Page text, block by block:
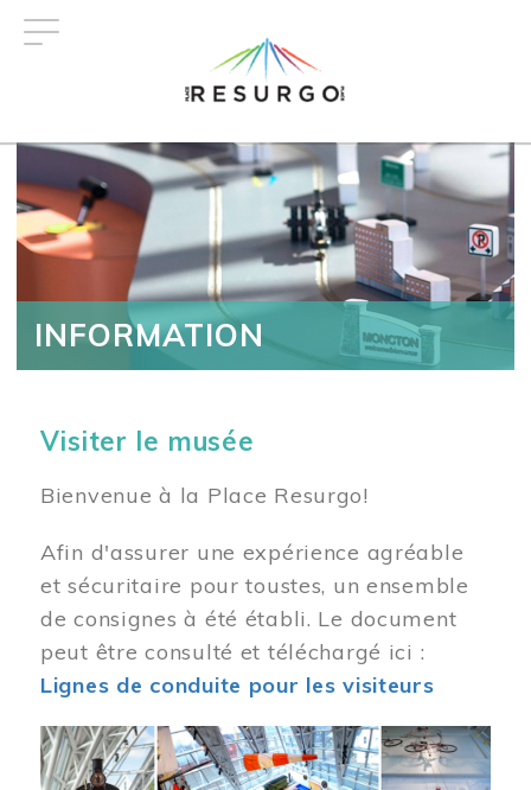
INFORMATION
Visiter le musée
Bienvenue à la Place Resurgo!
Afin d'assurer une expérience agréable
et sécuritaire pour toustes, un ensemble
de consignes à été établi. Le document
peut être consulté et téléchargé ici :
Lignes de conduite pour les visiteurs
Image